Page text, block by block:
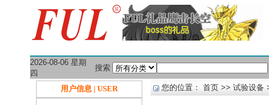
2026-08-06 星期
四
搜索
用户信息 | USER 您的位置： 首页>> 试验设备